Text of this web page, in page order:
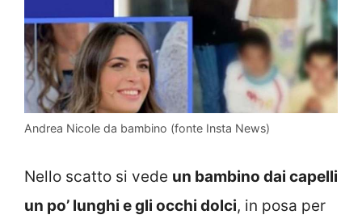
Andrea Nicole da bambino (fonte Insta News)
Nello scatto si vede un bambino dai capelli
un po’ lunghi e gli occhi dolci, in posa per